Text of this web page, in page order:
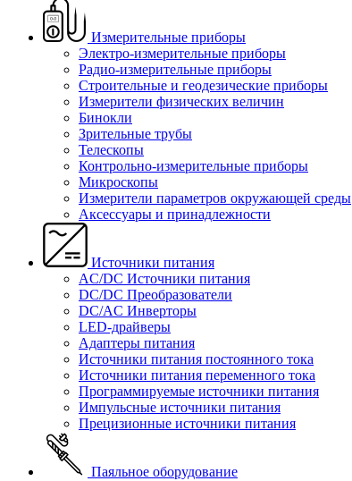
Измерительные приборы
Электро-измерительные приборы
Радио-измерительные приборы
Строительные и геодезические приборы
Измерители физических величин
Бинокли
Зрительные трубы
Телескопы
Контрольно-измерительные приборы
Микроскопы
Измерители параметров окружающей среды
Аксессуары и принадлежности
Источники питания
AC/DC Источники питания
DC/DC Преобразователи
DC/AC Инверторы
LED-драйверы
Адаптеры питания
Источники питания постоянного тока
Источники питания переменного тока
Программируемые источники питания
Импульсные источники питания
Прецизионные источники питания
Паяльное оборудование